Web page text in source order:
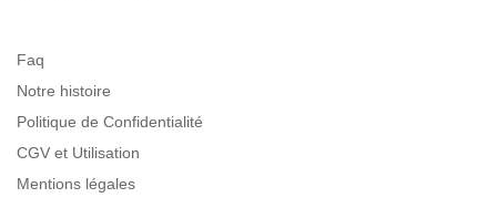
Faq
Notre histoire
Politique de Confidentialité
CGV et Utilisation
Mentions légales